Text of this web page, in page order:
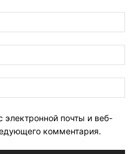
почты и веб-
комментария.